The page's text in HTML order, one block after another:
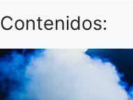
Contenidos: